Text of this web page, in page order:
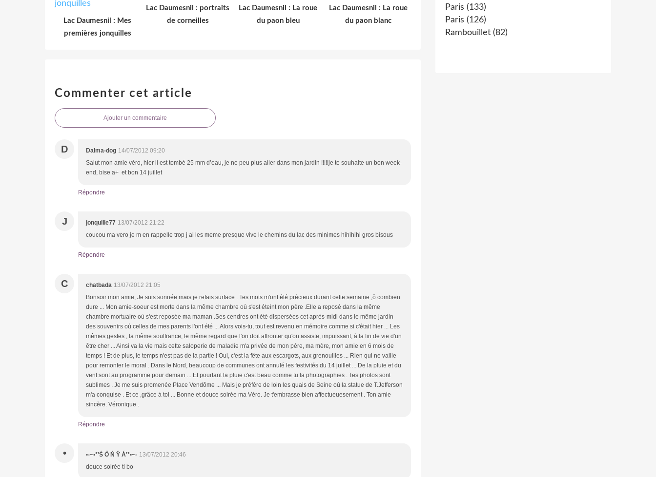
Lac Daumesnil : Mes
premières jonquilles
Lac Daumesnil : portraits
de corneilles
Lac Daumesnil : La roue
du paon bleu
Lac Daumesnil : La roue
du paon blanc
Commenter cet article
Ajouter un commentaire
D Dalma-dog 14/07/2012 09:20
Salut mon amie véro, hier il est tombé 25 mm d’eau, je ne peu plus aller dans mon jardin !!!!!je te souhaite un bon week-
end, bise a+ et bon 14 juillet
Répondre
J jonquille77 13/07/2012 21:22
coucou ma vero je m en rappelle trop j ai les meme presque vive le chemins du lac des minimes hihihihi gros bisous
Répondre
C chatbada 13/07/2012 21:05
Bonsoir mon amie, Je suis sonnée mais je refais surface . Tes mots m'ont été précieux durant cette semaine ,ô combien
dure ... Mon amie-soeur est morte dans la même chambre où s'est éteint mon père .Elle a reposé dans la même
chambre mortuaire où s'est reposée ma maman .Ses cendres ont été dispersées cet après-midi dans le même jardin
des souvenirs où celles de mes parents l'ont été ... Alors vois-tu, tout est revenu en mémoire comme si c'était hier ... Les
mêmes gestes , la même souffrance, le même regard que l'on doit affronter qu'on assiste, impuissant, à la fin de vie d'un
être cher ... Ainsi va la vie mais cette saloperie de maladie m'a privée de mon père, ma mère, mon amie en 6 mois de
temps ! Et de plus, le temps n'est pas de la partie ! Oui, c'est la fête aux escargots, aux grenouilles ... Rien qui ne vaille
pour remonter le moral . Dans le Nord, beaucoup de communes ont annulé les festivités du 14 juillet ... De la pluie et du
vent sont au programme pour demain ... Et pourtant la pluie c'est beau comme tu la photographies . Tes photos sont
sublimes . Je me suis promenée Place Vendôme ... Mais je préfère de loin les quais de Seine où la statue de T.Jefferson
m'a conquise . Et ce ,grâce à toi ... Bonne et douce soirée ma Véro. Je t'embrasse bien affectueuesement . Ton amie
sincère. Véronique .
Répondre
• •-~•*'Ś Ő Ń Ŷ Á'*•~- 13/07/2012 20:46
douce soirée ti bo
Paris (133)
Paris (126)
Rambouillet (82)